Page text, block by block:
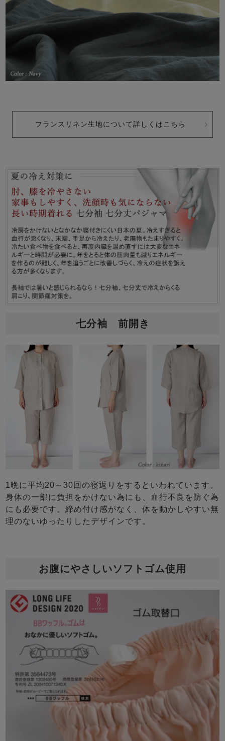
フランスリネン生地について詳しくはこちら
七分袖 前開き
1晩に平均20～30回の寝返りをするといわれています。
身体の一部に負担をかけない為にも、血行不良を防ぐ為
にも必要です。締め付け感がなく、体を動かしやすい無
理のないゆったりしたデザインです。
お腹にやさしいソフトゴム使用